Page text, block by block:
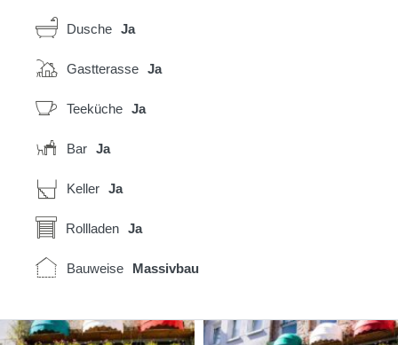
Dusche Ja
Gastterasse Ja
Teeküche Ja
Bar Ja
Keller Ja
Rollladen Ja
Bauweise Massivbau